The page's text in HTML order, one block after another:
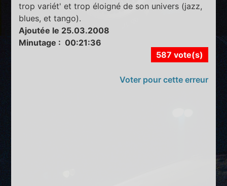
trop variét' et trop éloigné de son univers (jazz,
blues, et tango).
Ajoutée le 25.03.2008
Minutage : 00:21:36
587 vote(s)
Voter pour cette erreur